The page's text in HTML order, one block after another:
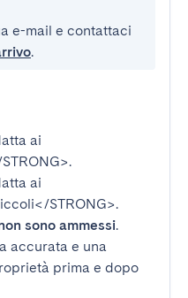
e-mail e contattaci
.
ai
.
ai
STRONG>.
sono ammessi.
accurata e una
prima e dopo